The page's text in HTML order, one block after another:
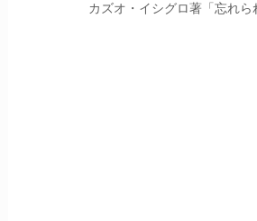
カズオ・イシグロ著「忘れら